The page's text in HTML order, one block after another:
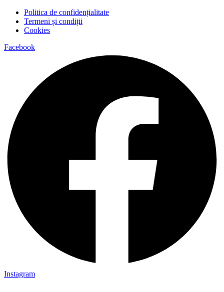
Politica de confidențialitate
Termeni și condiții
Cookies
Facebook
Instagram